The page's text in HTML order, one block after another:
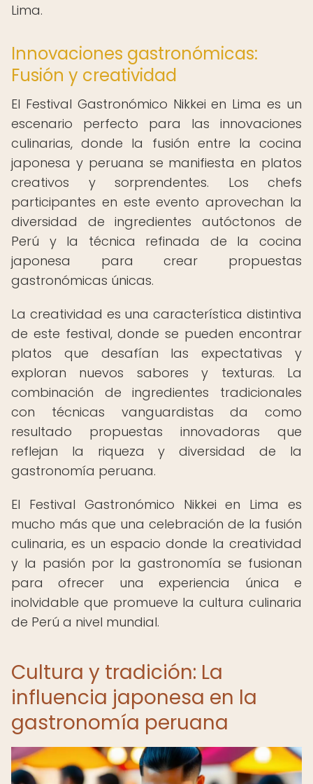
Lima.
Innovaciones gastronómicas:
Fusión y creatividad
El Festival Gastronómico Nikkei en Lima es un
escenario perfecto para las innovaciones
culinarias, donde la fusión entre la cocina
japonesa y peruana se manifiesta en platos
creativos y sorprendentes. Los chefs
participantes en este evento aprovechan la
diversidad de ingredientes autóctonos de
Perú y la técnica refinada de la cocina
japonesa para crear propuestas
gastronómicas únicas.
La creatividad es una característica distintiva
de este festival, donde se pueden encontrar
platos que desafían las expectativas y
exploran nuevos sabores y texturas. La
combinación de ingredientes tradicionales
con técnicas vanguardistas da como
resultado propuestas innovadoras que
reflejan la riqueza y diversidad de la
gastronomía peruana.
El Festival Gastronómico Nikkei en Lima es
mucho más que una celebración de la fusión
culinaria, es un espacio donde la creatividad
y la pasión por la gastronomía se fusionan
para ofrecer una experiencia única e
inolvidable que promueve la cultura culinaria
de Perú a nivel mundial.
Cultura y tradición: La
influencia japonesa en la
gastronomía peruana